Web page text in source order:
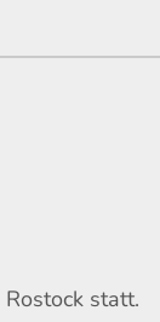
statt.